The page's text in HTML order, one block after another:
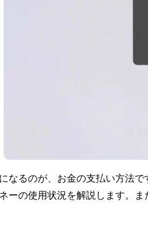
なるのが、お金の支払い方法
ーの使用状況を解説します。